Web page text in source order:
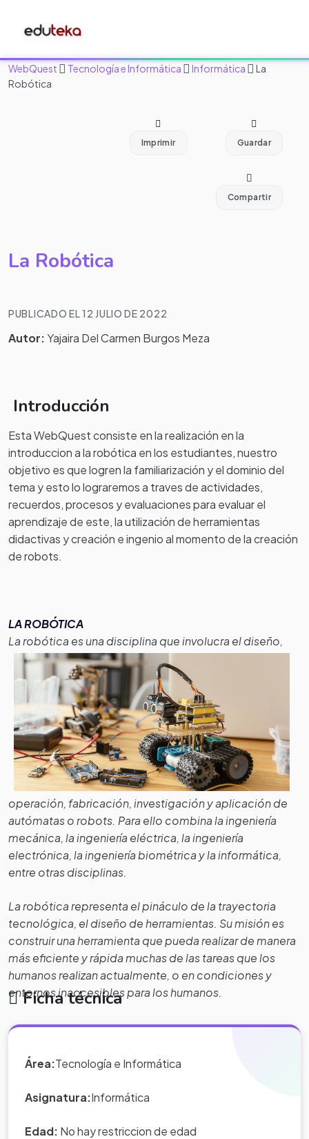
WebQuest Tecnología e Informática Informática
La
Robótica
Imprimir Guardar
Compartir
La Robótica
PUBLICADO EL 12 JULIO DE 2022
Autor:Yajaira Del Carmen Burgos Meza
Introducción
Esta WebQuest consiste en la realización en la
introduccion a la robótica en los estudiantes, nuestro
objetivo es que logren la familiarización y el dominio del
tema y esto lo lograremos a traves de actividades,
recuerdos, procesos y evaluaciones para evaluar el
aprendizaje de este, la utilización de herramientas
didactivas y creación e ingenio al momento de la creación
de robots.
LA ROBÓTICA
Larobótica esuna disciplina que involucra el diseño,
operación, fabricación, investigación y aplicación de
autómatas o robots. Para ello combina la ingeniería
mecánica, la ingeniería eléctrica, la ingeniería
electrónica, la ingeniería biométrica y la informática,
entre otras disciplinas.
La robótica representa el pináculo de la trayectoria
tecnológica, el diseño de herramientas. Su misión es
construir una herramienta que pueda realizar de manera
más eficiente y rápida muchas de las tareas que los
humanos realizan actualmente, o en condiciones y
entornos inaccesibles para los humanos.
"Historia de la robótica"
Ficha técnica
Área:Tecnología e Informática
Asignatura:Informática
Edad: No hay restriccion de edad